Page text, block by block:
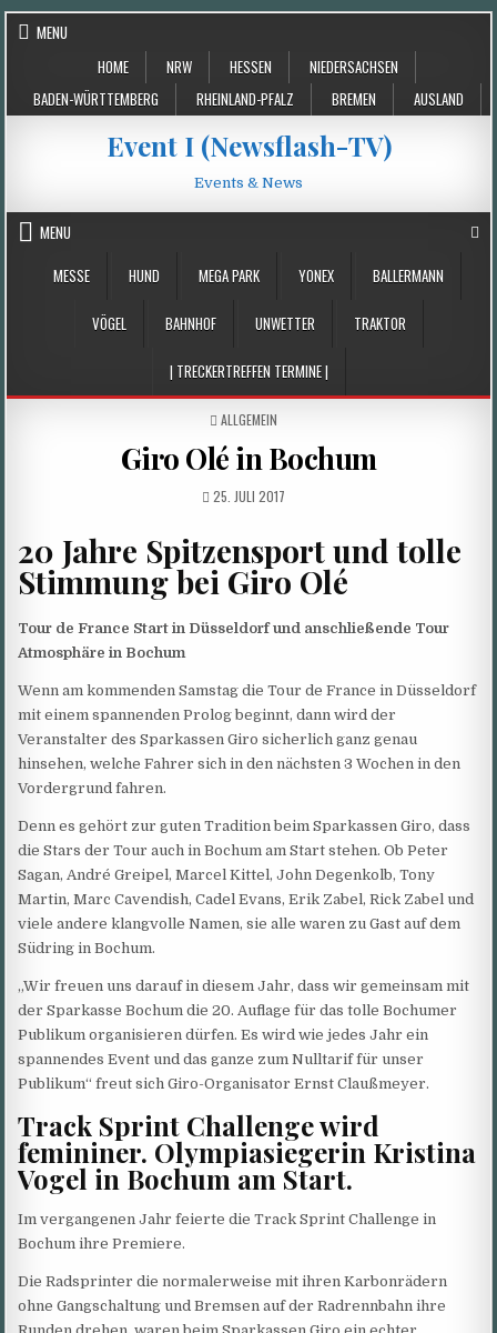
Skip
MENU
HOME
NRW HESSEN
NIEDERSACHSEN
BADEN-WÜRTTEMBERG
RHEINLAND-PFALZ BREMEN AUSLAND
Event I (Newsflash-TV)
Events & News
MENU
MESSE
HUND MEGA PARK YONEX BALLERMANN
VÖGEL BAHNHOF UNWETTER TRAKTOR
| TRECKERTREFFEN TERMINE |
POSTED
ALLGEMEIN
Giro Olé in Bochum
PUBLISHED
25. JULI 2017
20 Jahre Spitzensport und tolle
Stimmung bei Giro Olé
Tour de France Start in Düsseldorf und anschließende Tour
Atmosphäre in Bochum
Wenn am kommenden Samstag die Tour de France in Düsseldorf
mit einem spannenden Prolog beginnt, dann wird der
Veranstalter des Sparkassen Giro sicherlich ganz genau
hinsehen, welche Fahrer sich in den nächsten 3 Wochen in den
Vordergrund fahren.
Denn es gehört zur guten Tradition beim Sparkassen Giro, dass
die Stars der Tour auch in Bochum am Start stehen. Ob Peter
Sagan, André Greipel, Marcel Kittel, John Degenkolb, Tony
Martin, Marc Cavendish, Cadel Evans, Erik Zabel, Rick Zabel und
viele andere klangvolle Namen, sie alle waren zu Gast auf dem
Südring in Bochum.
„Wir freuen uns darauf in diesem Jahr, dass wir gemeinsam mit
der Sparkasse Bochum die 20. Auflage für das tolle Bochumer
Publikum organisieren dürfen. Es wird wie jedes Jahr ein
spannendes Event und das ganze zum Nulltarif für unser
Publikum“ freut sich Giro-Organisator Ernst Claußmeyer.
Track Sprint Challenge wird
femininer. Olympiasiegerin Kristina
Vogel in Bochum am Start.
Im vergangenen Jahr feierte die Track Sprint Challenge in
Bochum ihre Premiere.
Die Radsprinter die normalerweise mit ihren Karbonrädern
ohne Gangschaltung und Bremsen auf der Radrennbahn ihre